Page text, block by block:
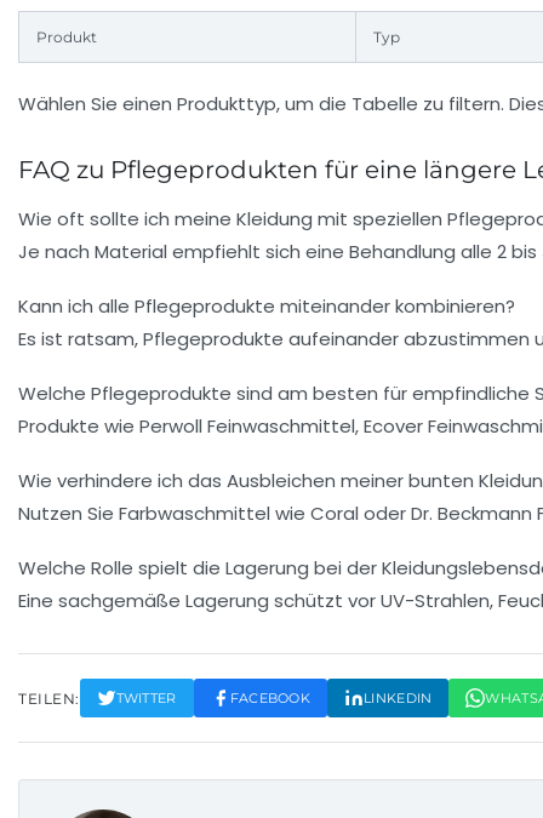
Produkt Typ
Wählen Sie einen Produkttyp, um die Tabelle zu filtern.
FAQ zu Pflegeprodukten für eine längere
Wie oft sollte ich meine Kleidung mit speziellen
Je nach Material empfiehlt sich eine Behandlung alle 2
Kann ich alle Pflegeprodukte miteinander kombinieren?
Es ist ratsam, Pflegeprodukte aufeinander abzustimmen
Welche Pflegeprodukte sind am besten für empfindliche
Produkte wie Perwoll Feinwaschmittel, Ecover
Wie verhindere ich das Ausbleichen meiner bunten
Nutzen Sie Farbwaschmittel wie Coral oder Dr.
Welche Rolle spielt die Lagerung bei der
Eine sachgemäße Lagerung schützt vor UV-Strahlen,
TEILEN: TWITTER FACEBOOK LINKEDIN